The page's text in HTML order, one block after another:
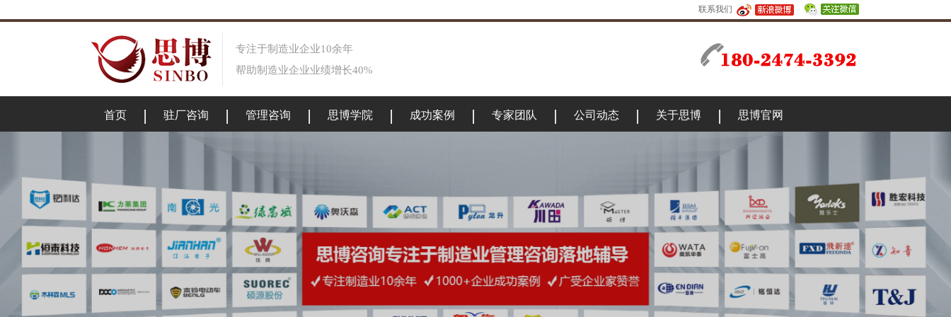
联系我们
专注于制造业企业10余年
帮助制造业企业业绩增长40%
首页 驻厂咨询 管理咨询 思博学院 成功案例 专家团队 公司动态 关于思博 思博官网